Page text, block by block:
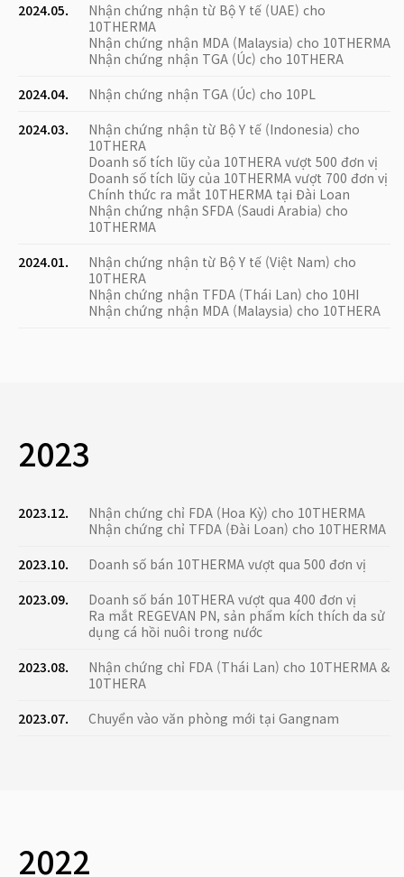
2024.05.
Nhận chứng nhận từ Bộ Y tế (UAE) cho
10THERMA
Nhận chứng nhận MDA (Malaysia) cho 10THERMA
Nhận chứng nhận TGA (Úc) cho 10THERA
2024.04.
Nhận chứng nhận TGA (Úc) cho 10PL
2024.03.
Nhận chứng nhận từ Bộ Y tế (Indonesia) cho
10THERA
Doanh số tích lũy của 10THERA vượt 500 đơn vị
Doanh số tích lũy của 10THERMA vượt 700 đơn vị
Chính thức ra mắt 10THERMA tại Đài Loan
Nhận chứng nhận SFDA (Saudi Arabia) cho
10THERMA
2024.01.
Nhận chứng nhận từ Bộ Y tế (Việt Nam) cho
10THERA
Nhận chứng nhận TFDA (Thái Lan) cho 10HI
Nhận chứng nhận MDA (Malaysia) cho 10THERA
2023
2023.12.
Nhận chứng chỉ FDA (Hoa Kỳ) cho 10THERMA
Nhận chứng chỉ TFDA (Đài Loan) cho 10THERMA
2023.10.
Doanh số bán 10THERMA vượt qua 500 đơn vị
2023.09.
Doanh số bán 10THERA vượt qua 400 đơn vị
Ra mắt REGEVAN PN, sản phẩm kích thích da sử
dụng cá hồi nuôi trong nước
2023.08.
Nhận chứng chỉ FDA (Thái Lan) cho 10THERMA &
10THERA
2023.07.
Chuyển vào văn phòng mới tại Gangnam
2022